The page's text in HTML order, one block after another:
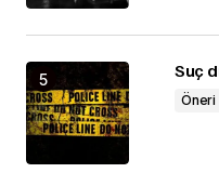
Suç
Öneri